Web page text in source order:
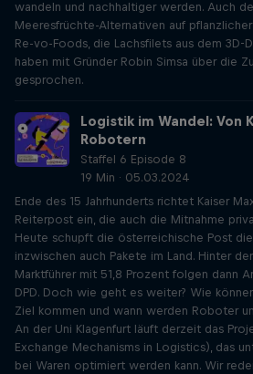
wandeln und nachhaltiger werden. Auch
Meeresfrüchte-Alternativen auf
Re-vo-Foods, die Lachsfilets aus dem 3D-
haben mit Gründer Robin Simsa über die
gesprochen.
Logistik im Wandel: Von
Robotern
Staffel 6 Episode 8
19 Min · 05.03.2024
Ende des 15 Jahrhunderts richtet Kaiser
Reiterpost ein, die auch die Mitnahme
Heute schupft die österreichische Post
inzwischen auch Pakete im Land. Hinter
Marktführer mit 51,8 Prozent folgen dann
DPD. Doch wie geht es weiter? Wie
Ziel kommen und wann werden Roboter
An der Uni Klagenfurt läuft derzeit das
Exchange Mechanisms in Logistics), das
bei Waren optimiert werden kann. Wir